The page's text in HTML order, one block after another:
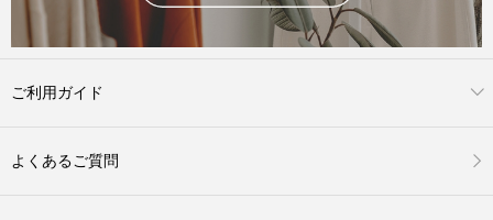
ご利用ガイド
よくあるご質問